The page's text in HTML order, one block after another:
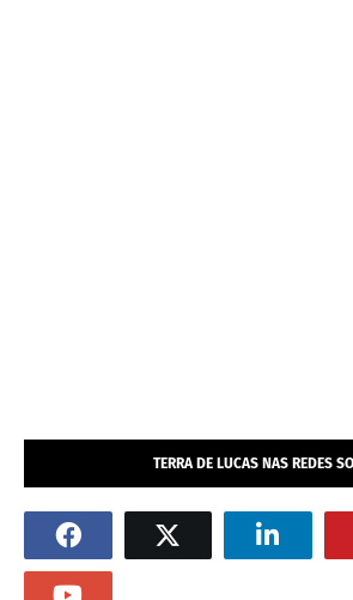
TERRA DE LUCAS NAS REDES